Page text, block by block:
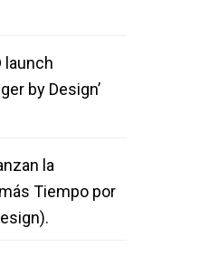
launch
by Design’
la
Tiempo por